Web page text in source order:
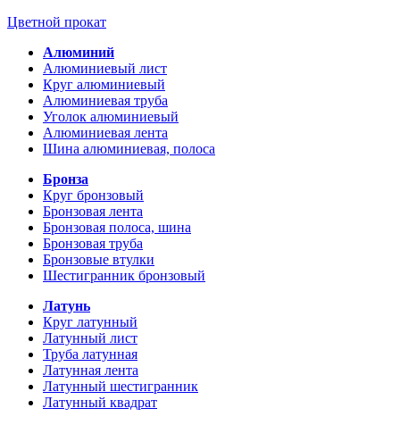
Цветной прокат
Алюминий
Алюминиевый лист
Круг алюминиевый
Алюминиевая труба
Уголок алюминиевый
Алюминиевая лента
Шина алюминиевая, полоса
Бронза
Круг бронзовый
Бронзовая лента
Бронзовая полоса, шина
Бронзовая труба
Бронзовые втулки
Шестигранник бронзовый
Латунь
Круг латунный
Латунный лист
Труба латунная
Латунная лента
Латунный шестигранник
Латунный квадрат